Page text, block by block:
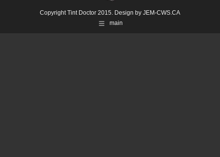
Copyright Tint Doctor 2015. Design by JEM-CWS.CA
main